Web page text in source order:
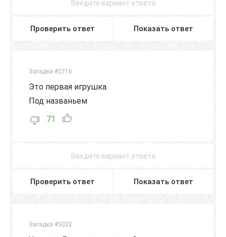
Проверить ответ Показать ответ
Загадка #2716
Это первая игрушка
Под названьем
71
Проверить ответ Показать ответ
Загадка #3022